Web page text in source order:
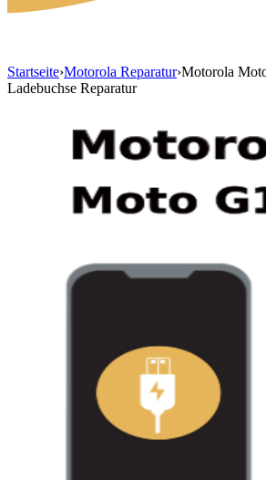
Startseite›Motorola Reparatur›Motorola
Ladebuchse Reparatur